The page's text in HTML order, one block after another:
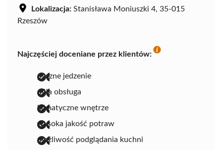
Lokalizacja: Stanisława Moniuszki 4, 35-015
Rzeszów
Najczęściej doceniane przez klientów:
pyszne jedzenie
miła obsługa
klimatyczne wnętrze
wysoka jakość potraw
możliwość podglądania kuchni